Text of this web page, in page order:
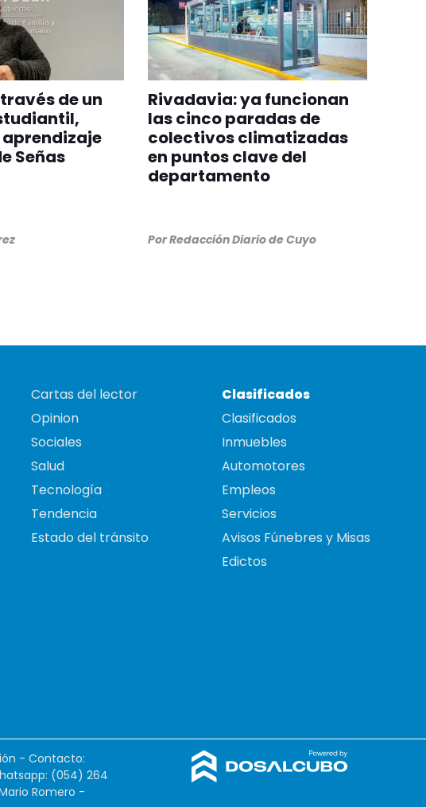
de un
Señas
Rivadavia: ya funcionan
las cinco paradas de
colectivos climatizadas
en puntos clave del
departamento
PorRedacción Diario de Cuyo
Cartas del lector
Opinion
Sociales
Salud
Tecnología
Tendencia
Estado del tránsito
Clasificados
Clasificados
Inmuebles
Automotores
Empleos
Servicios
Avisos Fúnebres y Misas
Edictos
- Contacto:
(054) 264
Romero -